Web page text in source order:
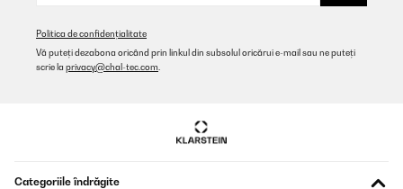
Politica de confidențialitate
Vă puteți dezabona oricând prin linkul din subsolul oricărui e-mail sau ne puteți
scrie la privacy@chal-tec.com
Categoriile îndrăgite